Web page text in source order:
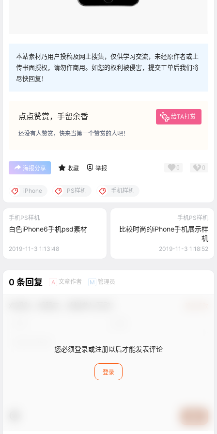
本站素材乃用户投稿及网上搜集，仅供学习交流，未经原作者或上
传书面授权，请勿作商用。如您的权利被侵害，提交工单后我们将
尽快回复！
点点赞赏，手留余香 给TA打赏
还没有人赞赏，快来当第一个赞赏的人吧！
海报分享 收藏 举报 0 0
iPhone PS样机 手机样机
手机PS样机
白色iPhone6手机psd素材
2019-11-3 1:13:48
手机PS样机
比较时尚的iPhone手机展示样
机
2019-11-3 1:18:52
0 条回复 A 文章作者 M 管理员
您必须登录或注册以后才能发表评论
登录